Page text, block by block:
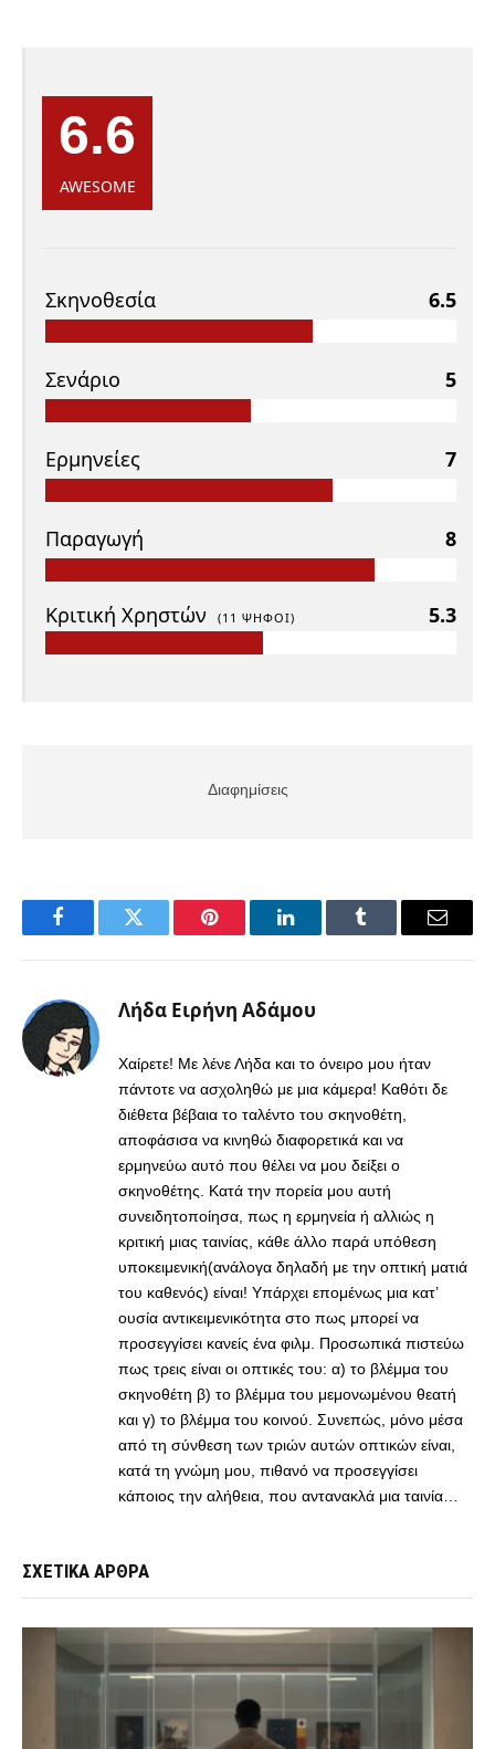
6.6
AWESOME
Σκηνοθεσία 6.5
Σενάριο 5
Ερμηνείες 7
Παραγωγή 8
Κριτική Χρηστών (11 ΨΉΦΟΙ) 5.3
Διαφημίσεις
FacebookTwitter Pinterest LinkedInTumblr Email
Λήδα Ειρήνη Αδάμου
Χαίρετε! Με λένε Λήδα και το όνειρο μου ήταν
πάντοτε να ασχοληθώ με μια κάμερα! Καθότι δε
διέθετα βέβαια το ταλέντο του σκηνοθέτη,
αποφάσισα να κινηθώ διαφορετικά και να
ερμηνεύω αυτό που θέλει να μου δείξει ο
σκηνοθέτης. Κατά την πορεία μου αυτή
συνειδητοποίησα, πως η ερμηνεία ή αλλιώς η
κριτική μιας ταινίας, κάθε άλλο παρά υπόθεση
υποκειμενική(ανάλογα δηλαδή με την οπτική ματιά
του καθενός) είναι! Υπάρχει επομένως μια κατ’
ουσία αντικειμενικότητα στο πως μπορεί να
προσεγγίσει κανείς ένα φιλμ. Προσωπικά πιστεύω
πως τρεις είναι οι οπτικές του: α) το βλέμμα του
σκηνοθέτη β) το βλέμμα του μεμονωμένου θεατή
και γ) το βλέμμα του κοινού. Συνεπώς, μόνο μέσα
από τη σύνθεση των τριών αυτών οπτικών είναι,
κατά τη γνώμη μου, πιθανό να προσεγγίσει
κάποιος την αλήθεια, που αντανακλά μια ταινία…
ΣΧΕΤΙΚΑ ΑΡΘΡΑ